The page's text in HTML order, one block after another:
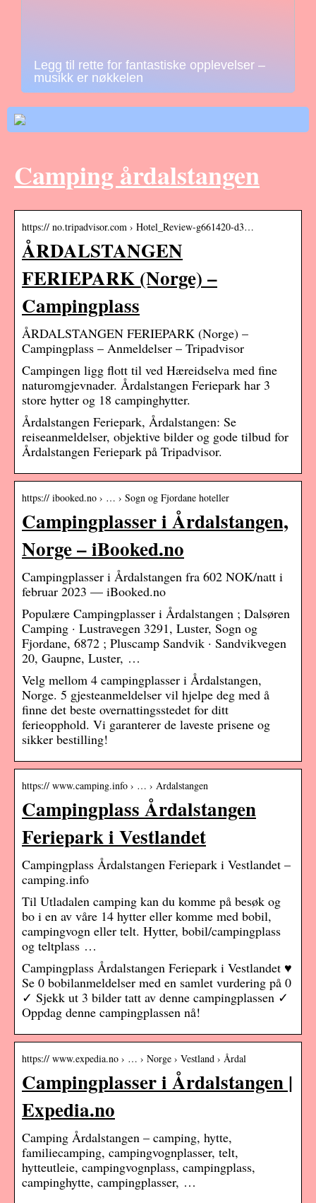
Legg til rette for fantastiske opplevelser –
musikk er nøkkelen
Camping årdalstangen
https:// no.tripadvisor.com › Hotel_Review-g661420-d3…
ÅRDALSTANGEN
FERIEPARK (Norge) –
Campingplass
ÅRDALSTANGEN FERIEPARK (Norge) –
Campingplass – Anmeldelser – Tripadvisor
Campingen ligg flott til ved Hæreidselva med fine
naturomgjevnader. Årdalstangen Feriepark har 3
store hytter og 18 campinghytter.
Årdalstangen Feriepark, Årdalstangen: Se
reiseanmeldelser, objektive bilder og gode tilbud for
Årdalstangen Feriepark på Tripadvisor.
https:// ibooked.no › … › Sogn og Fjordane hoteller
Campingplasser i Årdalstangen,
Norge – iBooked.no
Campingplasser i Årdalstangen fra 602 NOK/natt i
februar 2023 — iBooked.no
Populære Campingplasser i Årdalstangen ; Dalsøren
Camping · Lustravegen 3291, Luster, Sogn og
Fjordane, 6872 ; Pluscamp Sandvik · Sandvikvegen
20, Gaupne, Luster, …
Velg mellom 4 campingplasser i Årdalstangen,
Norge. 5 gjesteanmeldelser vil hjelpe deg med å
finne det beste overnattingsstedet for ditt
ferieopphold. Vi garanterer de laveste prisene og
sikker bestilling!
https:// www.camping.info › … › Ardalstangen
Campingplass Årdalstangen
Feriepark i Vestlandet
Campingplass Årdalstangen Feriepark i Vestlandet –
camping.info
Til Utladalen camping kan du komme på besøk og
bo i en av våre 14 hytter eller komme med bobil,
campingvogn eller telt. Hytter, bobil/campingplass
og teltplass …
Campingplass Årdalstangen Feriepark i Vestlandet ♥
Se 0 bobilanmeldelser med en samlet vurdering på 0
✓ Sjekk ut 3 bilder tatt av denne campingplassen ✓
Oppdag denne campingplassen nå!
https:// www.expedia.no › … › Norge › Vestland › Årdal
Campingplasser i Årdalstangen |
Expedia.no
Camping Årdalstangen – camping, hytte,
familiecamping, campingvognplasser, telt,
hytteutleie, campingvognplass, campingplass,
campinghytte, campingplasser, …